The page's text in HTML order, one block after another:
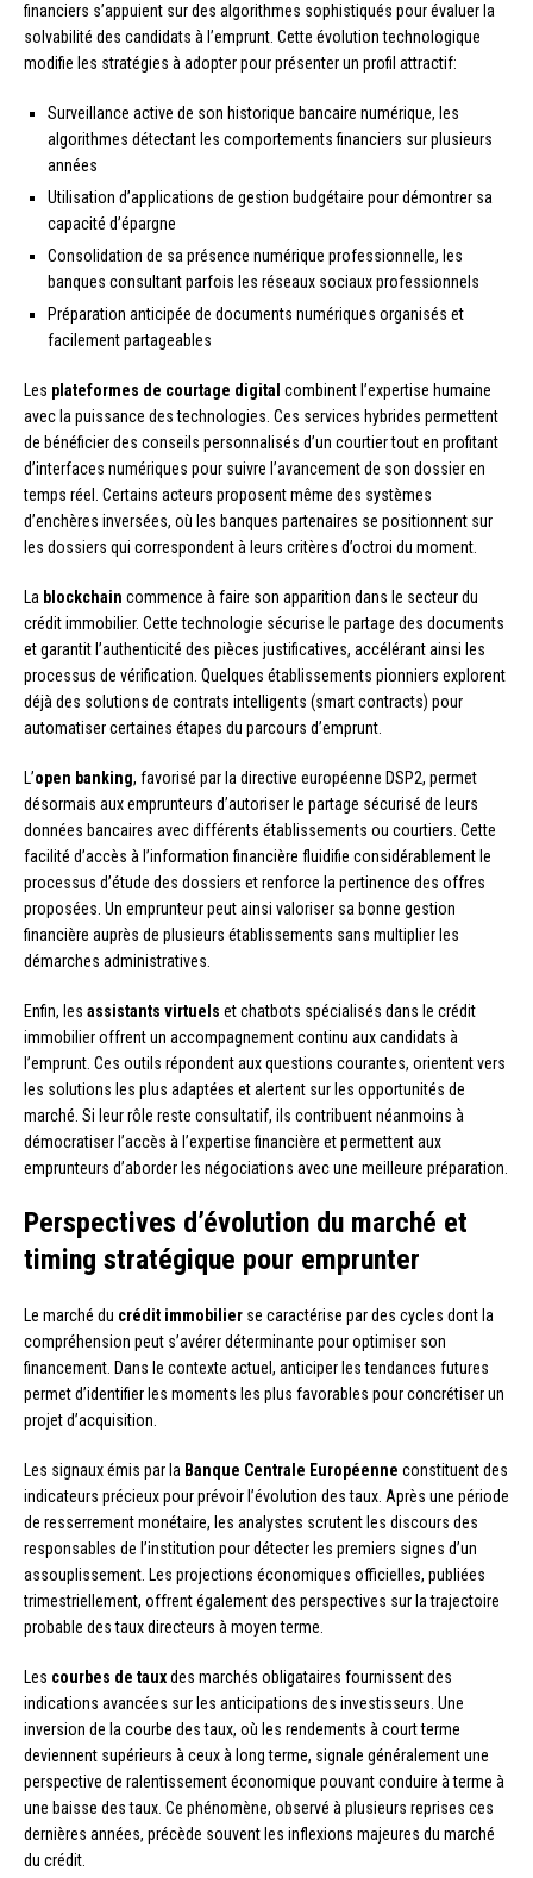
financiers s’appuient sur des algorithmes sophistiqués pour évaluer la
solvabilité des candidats à l’emprunt. Cette évolution technologique
modifie les stratégies à adopter pour présenter un profil attractif:
Surveillance active de son historique bancaire numérique, les
algorithmes détectant les comportements financiers sur plusieurs
années
Utilisation d’applications de gestion budgétaire pour démontrer sa
capacité d’épargne
Consolidation de sa présence numérique professionnelle, les
banques consultant parfois les réseaux sociaux professionnels
Préparation anticipée de documents numériques organisés et
facilement partageables
Les plateformes de courtage digital combinent l’expertise humaine
avec la puissance des technologies. Ces services hybrides permettent
de bénéficier des conseils personnalisés d’un courtier tout en profitant
d’interfaces numériques pour suivre l’avancement de son dossier en
temps réel. Certains acteurs proposent même des systèmes
d’enchères inversées, où les banques partenaires se positionnent sur
les dossiers qui correspondent à leurs critères d’octroi du moment.
La blockchain commence à faire son apparition dans le secteur du
crédit immobilier. Cette technologie sécurise le partage des documents
et garantit l’authenticité des pièces justificatives, accélérant ainsi les
processus de vérification. Quelques établissements pionniers explorent
déjà des solutions de contrats intelligents (smart contracts) pour
automatiser certaines étapes du parcours d’emprunt.
L’open banking, favorisé par la directive européenne DSP2, permet
désormais aux emprunteurs d’autoriser le partage sécurisé de leurs
données bancaires avec différents établissements ou courtiers. Cette
facilité d’accès à l’information financière fluidifie considérablement le
processus d’étude des dossiers et renforce la pertinence des offres
proposées. Un emprunteur peut ainsi valoriser sa bonne gestion
financière auprès de plusieurs établissements sans multiplier les
démarches administratives.
Enfin, les assistants virtuels et chatbots spécialisés dans le crédit
immobilier offrent un accompagnement continu aux candidats à
l’emprunt. Ces outils répondent aux questions courantes, orientent vers
les solutions les plus adaptées et alertent sur les opportunités de
marché. Si leur rôle reste consultatif, ils contribuent néanmoins à
démocratiser l’accès à l’expertise financière et permettent aux
emprunteurs d’aborder les négociations avec une meilleure préparation.
Perspectives d’évolution du marché et
timing stratégique pour emprunter
Le marché du crédit immobilier se caractérise par des cycles dont la
compréhension peut s’avérer déterminante pour optimiser son
financement. Dans le contexte actuel, anticiper les tendances futures
permet d’identifier les moments les plus favorables pour concrétiser un
projet d’acquisition.
Les signaux émis par la Banque Centrale Européenne constituent des
indicateurs précieux pour prévoir l’évolution des taux. Après une période
de resserrement monétaire, les analystes scrutent les discours des
responsables de l’institution pour détecter les premiers signes d’un
assouplissement. Les projections économiques officielles, publiées
trimestriellement, offrent également des perspectives sur la trajectoire
probable des taux directeurs à moyen terme.
Les courbes de tauxdes marchés obligataires fournissent des
indications avancées sur les anticipations des investisseurs. Une
inversion de la courbe des taux, où les rendements à court terme
deviennent supérieurs à ceux à long terme, signale généralement une
perspective de ralentissement économique pouvant conduire à terme à
une baisse des taux. Ce phénomène, observé à plusieurs reprises ces
dernières années, précède souvent les inflexions majeures du marché
du crédit.